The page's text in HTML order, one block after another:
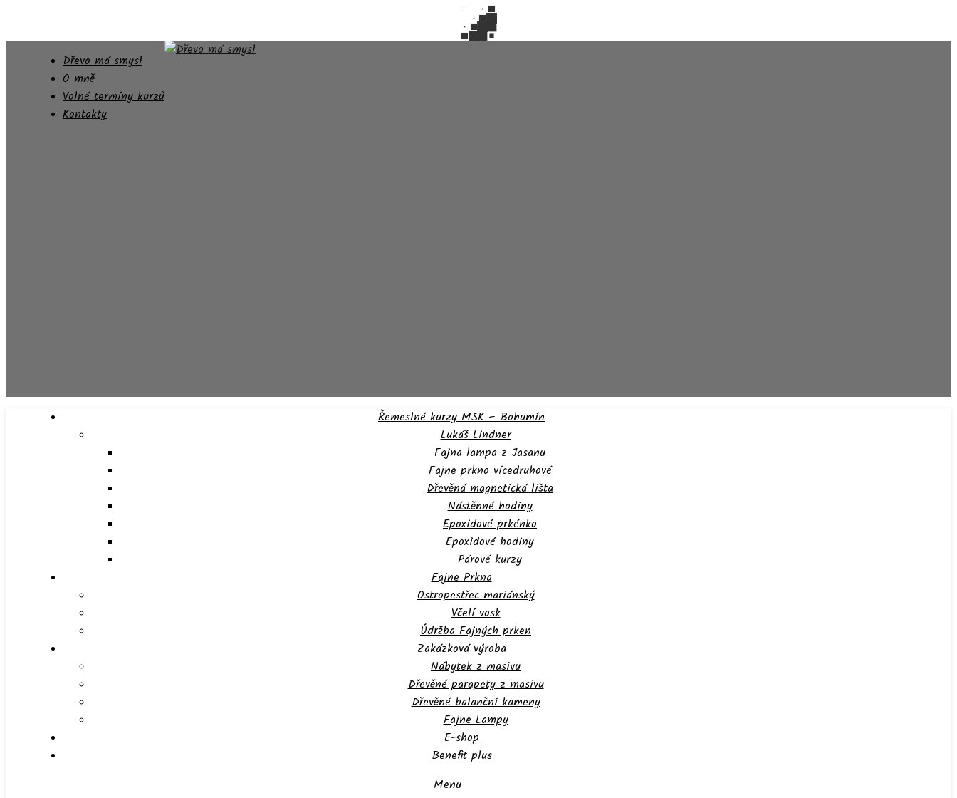
Dřevo má smysl
O mně
Volné termíny kurzů
Kontakty
Řemeslné kurzy MSK – Bohumín
Lukáš Lindner
Fajna lampa z Jasanu
Fajne prkno vícedruhové
Dřevěná magnetická lišta
Nástěnné hodiny
Epoxidové prkénko
Epoxidové hodiny
Párové kurzy
Fajne Prkna
Ostropestřec mariánský
Včelí vosk
Údržba Fajných prken
Zakázková výroba
Nábytek z masivu
Dřevěné parapety z masivu
Dřevěné balanční kameny
Fajne Lampy
E-shop
Benefit plus
Menu